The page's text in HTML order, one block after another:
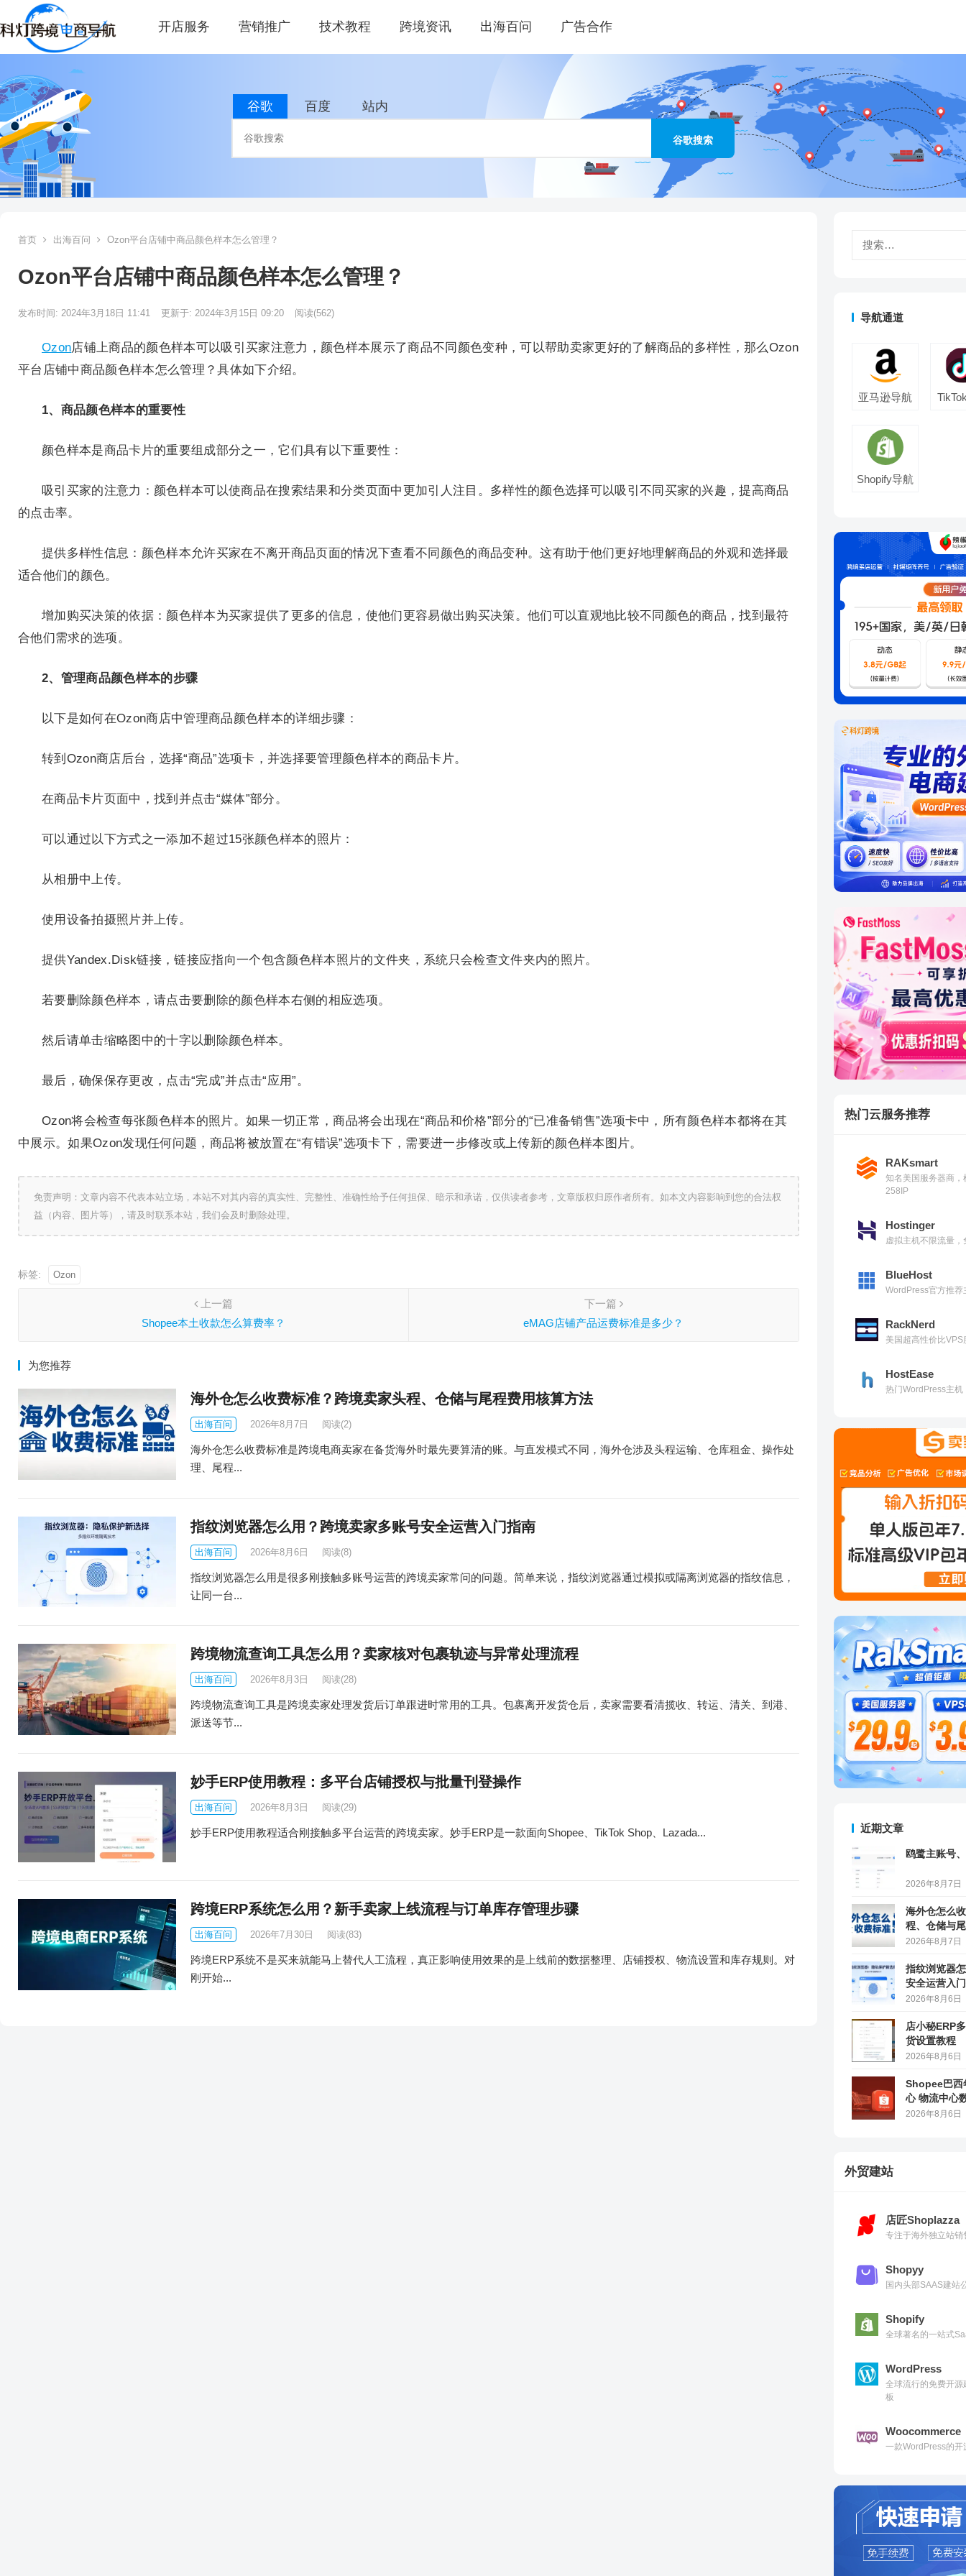
开店服务 营销推广 技术教程 跨境资讯 出海百问 广告合作
谷歌 百度 站内
首页 出海百问 Ozon平台店铺中商品颜色样本怎么管理？
Ozon平台店铺中商品颜色样本怎么管理？
发布时间: 2024年3月18日 11:41 更新于: 2024年3月15日 09:20 阅读(562)
Ozon店铺上商品的颜色样本可以吸引买家注意力，颜色样本展示了商品不同颜色变种，可以帮助卖家更好的了解商品的多样性，那么Ozon
平台店铺中商品颜色样本怎么管理？具体如下介绍。
1、商品颜色样本的重要性
颜色样本是商品卡片的重要组成部分之一，它们具有以下重要性：
吸引买家的注意力：颜色样本可以使商品在搜索结果和分类页面中更加引人注目。多样性的颜色选择可以吸引不同买家的兴趣，提高商品
的点击率。
提供多样性信息：颜色样本允许买家在不离开商品页面的情况下查看不同颜色的商品变种。这有助于他们更好地理解商品的外观和选择最
适合他们的颜色。
增加购买决策的依据：颜色样本为买家提供了更多的信息，使他们更容易做出购买决策。他们可以直观地比较不同颜色的商品，找到最符
合他们需求的选项。
2、管理商品颜色样本的步骤
以下是如何在Ozon商店中管理商品颜色样本的详细步骤：
转到Ozon商店后台，选择“商品”选项卡，并选择要管理颜色样本的商品卡片。
在商品卡片页面中，找到并点击“媒体”部分。
可以通过以下方式之一添加不超过15张颜色样本的照片：
从相册中上传。
使用设备拍摄照片并上传。
提供Yandex.Disk链接，链接应指向一个包含颜色样本照片的文件夹，系统只会检查文件夹内的照片。
若要删除颜色样本，请点击要删除的颜色样本右侧的相应选项。
然后请单击缩略图中的十字以删除颜色样本。
最后，确保保存更改，点击“完成”并点击“应用”。
Ozon将会检查每张颜色样本的照片。如果一切正常，商品将会出现在“商品和价格”部分的“已准备销售”选项卡中，所有颜色样本都将在其
中展示。如果Ozon发现任何问题，商品将被放置在“有错误”选项卡下，需要进一步修改或上传新的颜色样本图片。
免责声明：文章内容不代表本站立场，本站不对其内容的真实性、完整性、准确性给予任何担保、暗示和承诺，仅供读者参考，文章版权归原作者所有。如本文内容影响到您的合法权
益（内容、图片等），请及时联系本站，我们会及时删除处理。
标签: Ozon
上一篇
Shopee本土收款怎么算费率？
下一篇
eMAG店铺产品运费标准是多少？
为您推荐
海外仓怎么收费标准？跨境卖家头程、仓储与尾程费用核算方法
出海百问 2026年8月7日 阅读(2)
海外仓怎么收费标准是跨境电商卖家在备货海外时最先要算清的账。与直发模式不同，海外仓涉及头程运输、仓库租金、操作处
理、尾程...
指纹浏览器怎么用？跨境卖家多账号安全运营入门指南
出海百问 2026年8月6日 阅读(8)
指纹浏览器怎么用是很多刚接触多账号运营的跨境卖家常问的问题。简单来说，指纹浏览器通过模拟或隔离浏览器的指纹信息，
让同一台...
跨境物流查询工具怎么用？卖家核对包裹轨迹与异常处理流程
出海百问 2026年8月3日 阅读(28)
跨境物流查询工具是跨境卖家处理发货后订单跟进时常用的工具。包裹离开发货仓后，卖家需要看清揽收、转运、清关、到港、
派送等节...
妙手ERP使用教程：多平台店铺授权与批量刊登操作
出海百问 2026年8月3日 阅读(29)
妙手ERP使用教程适合刚接触多平台运营的跨境卖家。妙手ERP是一款面向Shopee、TikTok Shop、Lazada...
跨境ERP系统怎么用？新手卖家上线流程与订单库存管理步骤
出海百问 2026年7月30日 阅读(83)
跨境ERP系统不是买来就能马上替代人工流程，真正影响使用效果的是上线前的数据整理、店铺授权、物流设置和库存规则。对
刚开始...
导航通道
亚马逊导航
Shopify导航
热门云服务推荐
RAKsmart
知名美国服务器商
258IP
Hostinger
虚拟主机不限流量
BlueHost
WordPress官方推
RackNerd
美国超高性价比VPS
HostEase
热门WordPress主
近期文章
鸥鹭主账号
2026年8月7日
海外仓怎么
程、仓储与
2026年8月7日
指纹浏览器
安全运营入
2026年8月6日
店小秘ERP
货设置教程
2026年8月6日
Shopee巴西
心 物流中心
2026年8月6日
外贸建站
店匠Shoplazza
专注于海外独立站
Shopyy
国内头部SAAS建站
Shopify
全球著名的一站式
WordPress
全球流行的免费开
板
Woocommerce
一款WordPress的开